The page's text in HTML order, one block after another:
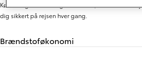
Kør med god samvittighed i en bil, drevet af en
dig sikkert på rejsen hver gang.
Brændstoføkonomi